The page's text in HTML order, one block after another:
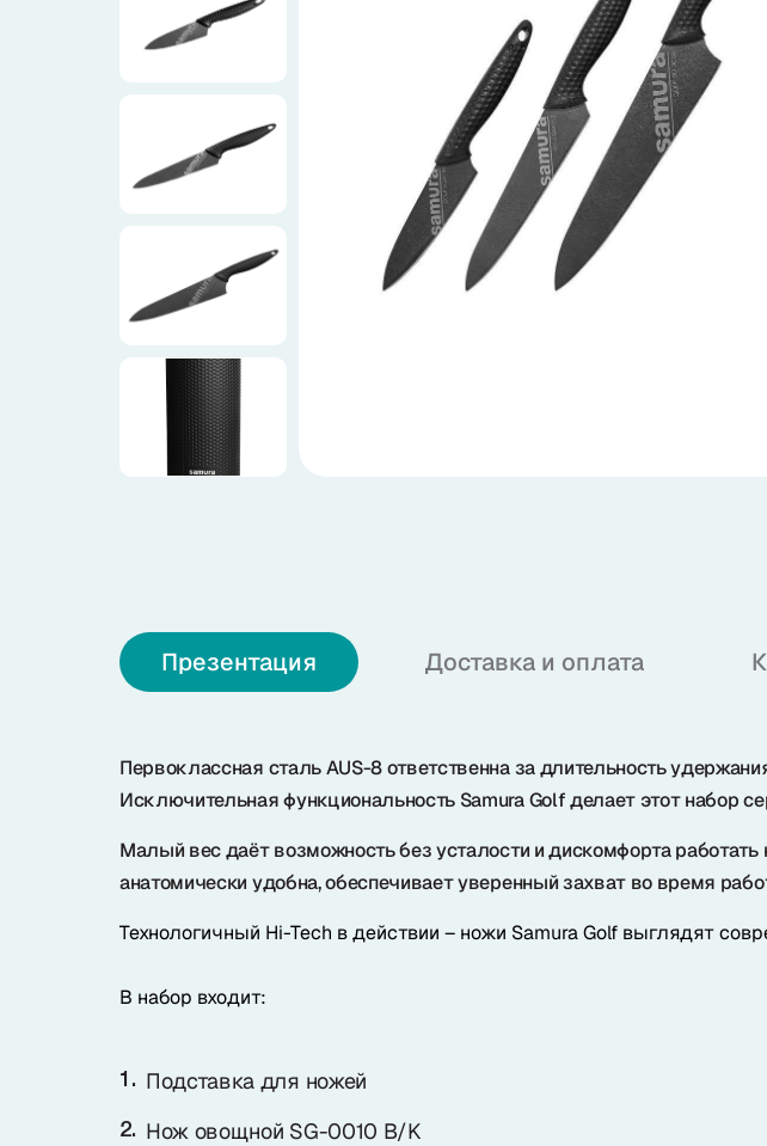
Наборы
Аксессуары
Подарочные карты
Спецпредложения и уценка
+7 (985) 682 65 26
Интернет-магазин (пн-пт 9-18)
Офис продаж
По вопросам качества
Презентация Доставка и оплата
Первоклассная сталь AUS-8 ответственна за длительность
Исключительная функциональность Samura Golf делает этот набор
Малый вес даёт возможность без усталости и дискомфорта
анатомически удобна, обеспечивает уверенный захват во время
Технологичный Hi-Tech в действии – ножи Samura Golf выглядят
В набор входит:
Подставка для ножей
Нож овощной SG-0010 B/K